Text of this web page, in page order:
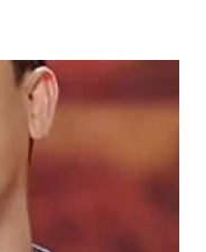
You take it off in the
life 마음에 주름이 있는
에 흔적 / Are traces of